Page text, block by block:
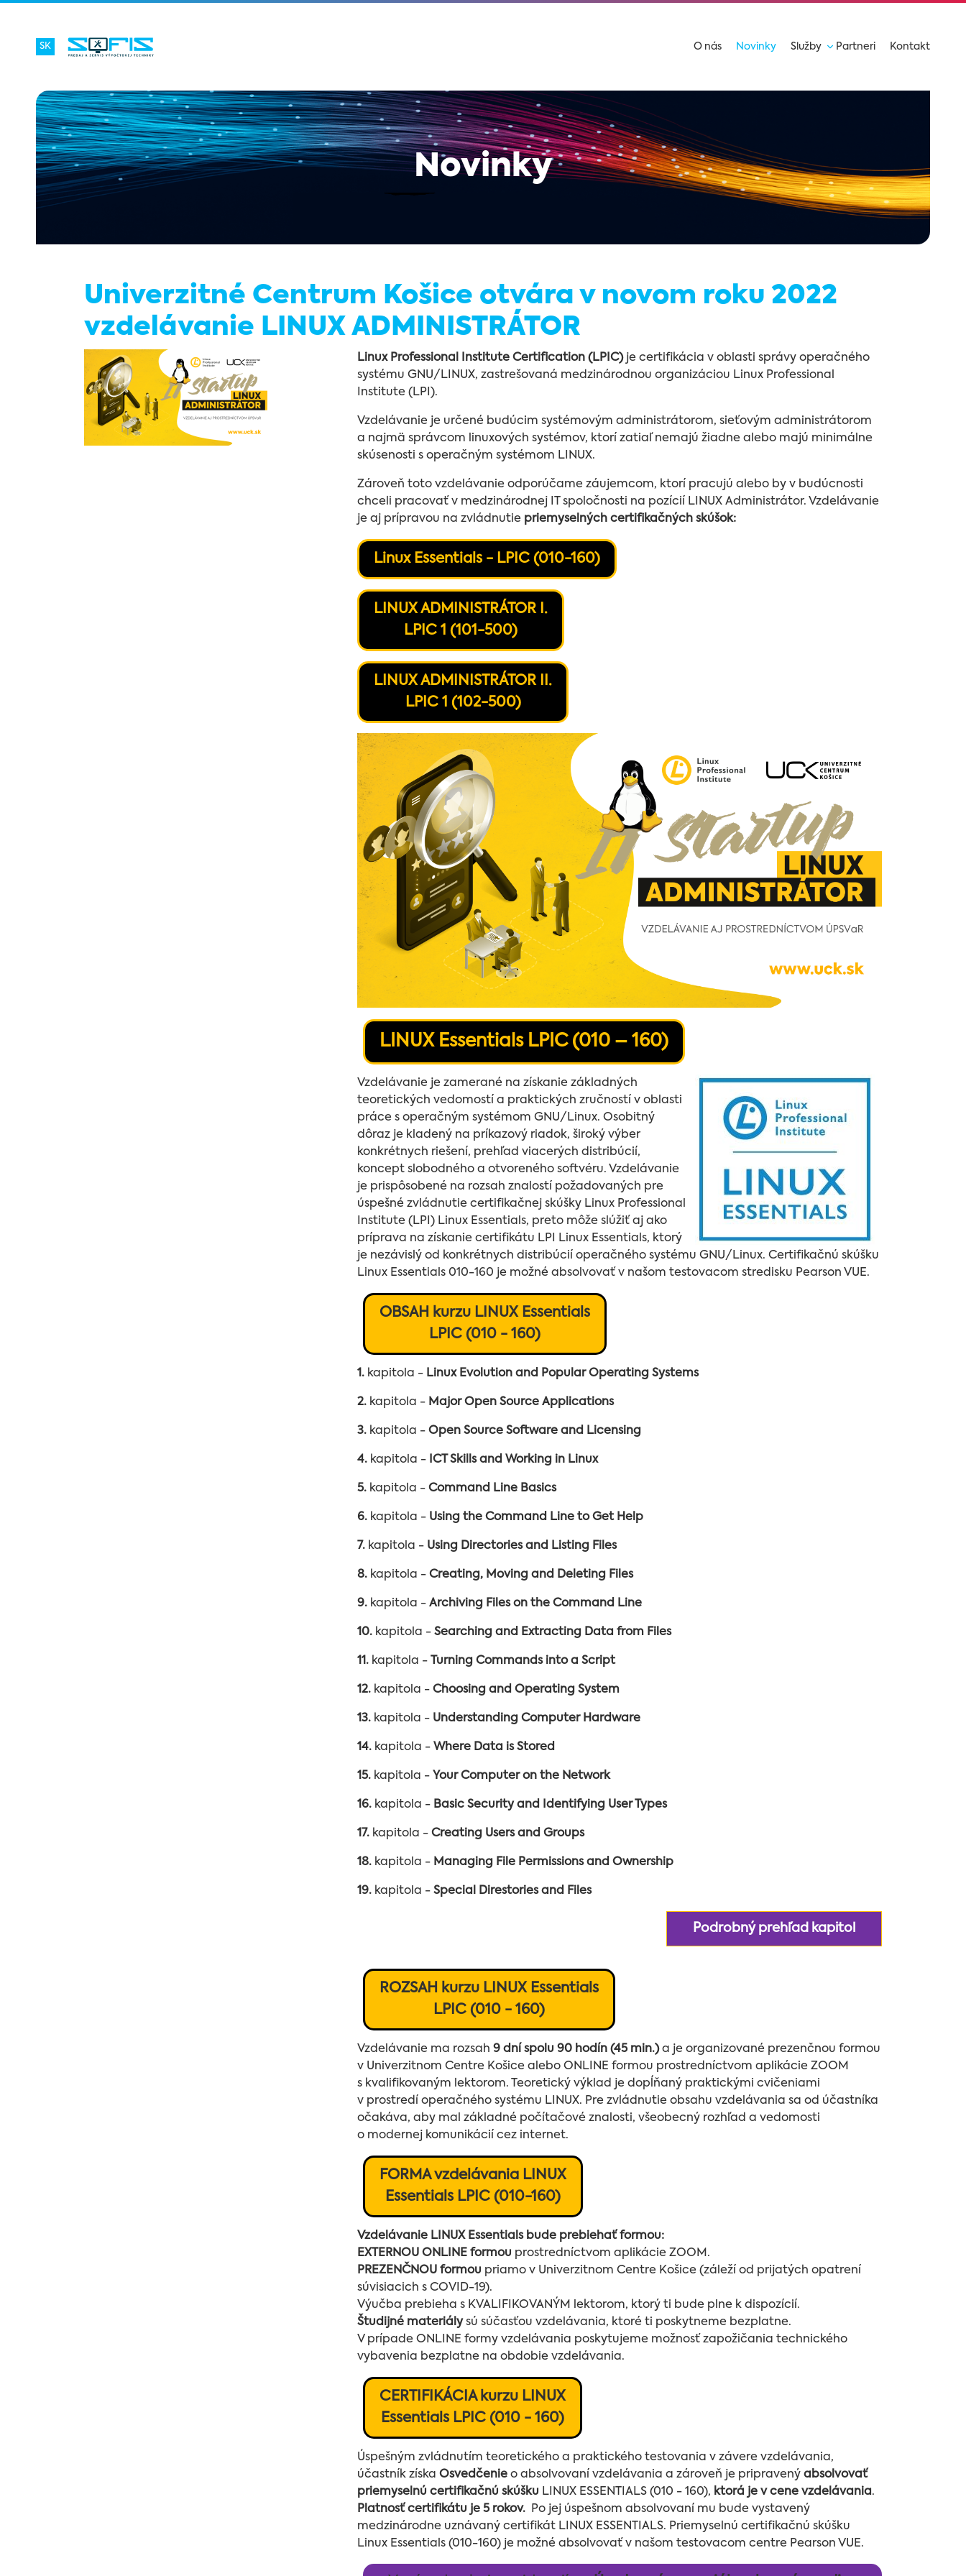
SK O nás Novinky Služby Partneri Kontakt
Novinky
Univerzitné Centrum Košice otvára v novom roku 2022
vzdelávanie LINUX ADMINISTRÁTOR
Linux Professional Institute Certification (LPIC)je certifikácia v oblasti správy operačného
systému GNU/LINUX, zastrešovaná medzinárodnou organizáciou Linux Professional
Institute (LPI).
Vzdelávanie je určené budúcim systémovým administrátorom, sieťovým administrátorom
a najmä správcom linuxových systémov, ktorí zatiaľ nemajú žiadne alebo majú minimálne
skúsenosti s operačným systémom LINUX.
Zároveň toto vzdelávanie odporúčame záujemcom, ktorí pracujú alebo by v budúcnosti
chceli pracovať v medzinárodnej IT spoločnosti na pozícií LINUX Administrátor. Vzdelávanie
je aj prípravou na zvládnutie priemyselných certifikačných skúšok:
Linux Essentials - LPIC (010-160)
LINUX ADMINISTRÁTOR I.
LPIC 1 (101-500)
LINUX ADMINISTRÁTOR II.
LPIC 1 (102-500)
LINUX Essentials LPIC (010 – 160)
Vzdelávanie je zamerané na získanie základných
teoretických vedomostí a praktických zručností v oblasti
práce s operačným systémom GNU/Linux. Osobitný
dôraz je kladený na príkazový riadok, široký výber
konkrétnych riešení, prehľad viacerých distribúcií,
koncept slobodného a otvoreného softvéru. Vzdelávanie
je prispôsobené na rozsah znalostí požadovaných pre
úspešné zvládnutie certifikačnej skúšky Linux Professional
Institute (LPI) Linux Essentials, preto môže slúžiť aj ako
príprava na získanie certifikátu LPI Linux Essentials, ktorý
je nezávislý od konkrétnych distribúcií operačného systému GNU/Linux. Certifikačnú skúšku
Linux Essentials 010-160 je možné absolvovať v našom testovacom stredisku Pearson VUE.
OBSAH kurzu LINUX Essentials
LPIC (010 - 160)
1. kapitola - Linux Evolution and Popular Operating Systems
2. kapitola - Major Open Source Applications
3. kapitola - Open Source Software and Licensing
4. kapitola - ICT Skills and Working in Linux
5. kapitola - Command Line Basics
6. kapitola - Using the Command Line to Get Help
7. kapitola - Using Directories and Listing Files
8. kapitola - Creating, Moving and Deleting Files
9. kapitola - Archiving Files on the Command Line
10. kapitola - Searching and Extracting Data from Files
11. kapitola - Turning Commands into a Script
12. kapitola - Choosing and Operating System
13. kapitola - Understanding Computer Hardware
14. kapitola - Where Data is Stored
15. kapitola - Your Computer on the Network
16. kapitola - Basic Security and Identifying User Types
17. kapitola - Creating Users and Groups
18. kapitola - Managing File Permissions and Ownership
19. kapitola - Special Direstories and Files
Podrobný prehľad kapitol
ROZSAH kurzu LINUX Essentials
LPIC (010 - 160)
Vzdelávanie ma rozsah 9 dní spolu 90 hodín (45 min.)a je organizované prezenčnou formou
v Univerzitnom Centre Košice alebo ONLINE formou prostredníctvom aplikácie ZOOM
s kvalifikovaným lektorom. Teoretický výklad je dopĺňaný praktickými cvičeniami
v prostredí operačného systému LINUX. Pre zvládnutie obsahu vzdelávania sa od účastníka
očakáva, aby mal základné počítačové znalosti, všeobecný rozhľad a vedomosti
o modernej komunikácií cez internet.
FORMA vzdelávania LINUX
Essentials LPIC (010-160)
Vzdelávanie LINUX Essentials bude prebiehať formou:
EXTERNOU ONLINE formou prostredníctvom aplikácie ZOOM.
PREZENČNOU formou priamo v Univerzitnom Centre Košice (záleží od prijatých opatrení
súvisiacich s COVID-19).
Výučba prebieha s KVALIFIKOVANÝM lektorom, ktorý ti bude plne k dispozícií.
Študijné materiálysú súčasťou vzdelávania, ktoré ti poskytneme bezplatne.
V prípade ONLINE formy vzdelávania poskytujeme možnosť zapožičania technického
vybavenia bezplatne na obdobie vzdelávania.
CERTIFIKÁCIA kurzu LINUX
Essentials LPIC (010 - 160)
Úspešným zvládnutím teoretického a praktického testovania v závere vzdelávania,
účastník získa Osvedčenie o absolvovaní vzdelávania a zároveň je pripravený absolvovať
priemyselnú certifikačnú skúšku LINUX ESSENTIALS (010 - 160), ktorá je v cene vzdelávania.
Platnosť certifikátu je 5 rokov. Po jej úspešnom absolvovaní mu bude vystavený
medzinárodne uznávaný certifikát LINUX ESSENTIALS. Priemyselnú certifikačnú skúšku
Linux Essentials (010-160) je možné absolvovať v našom testovacom centre Pearson VUE.